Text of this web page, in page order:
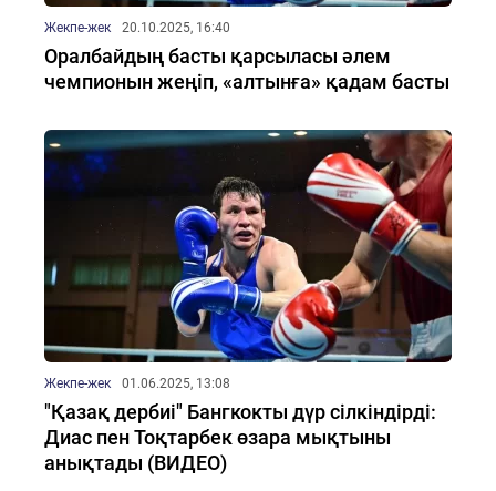
Жекпе-жек 20.10.2025, 16:40
Оралбайдың басты қарсыласы әлем
чемпионын жеңіп, «алтынға» қадам басты
Жекпе-жек 01.06.2025, 13:08
"Қазақ дербиі" Бангкокты дүр сілкіндірді:
Диас пен Тоқтарбек өзара мықтыны
анықтады (ВИДЕО)